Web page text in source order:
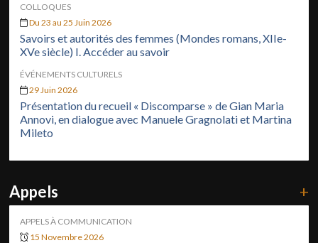
COLLOQUES
Du 23 au 25 Juin 2026
Savoirs et autorités des femmes (Mondes romans, XIIe-
XVe siècle) I. Accéder au savoir
ÉVÉNEMENTS CULTURELS
29 Juin 2026
Présentation du recueil « Discomparse » de Gian Maria
Annovi, en dialogue avec Manuele Gragnolati et Martina
Mileto
Appels +
APPELS À COMMUNICATION
15 Novembre 2026